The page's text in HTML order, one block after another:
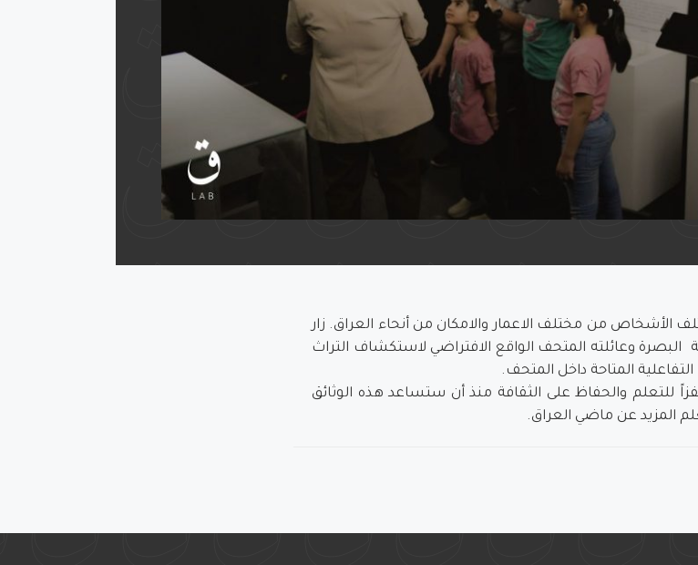
من مختلف الاعمار والامكان من أنحاء العراق. زار
وعائلته المتحف الواقع الافتراضي لاستكشاف التراث
المتاحة داخل المتحف.
للتعلم والحفاظ على الثقافة منذ أن ستساعد هذه الوثائق
المزيد عن ماضي العراق.